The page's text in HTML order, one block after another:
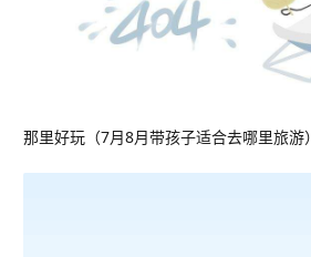
那里好玩（7月8月带孩子适合去哪里旅游）